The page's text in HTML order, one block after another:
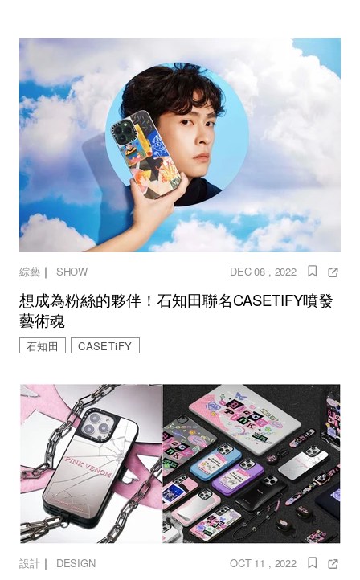
綜藝｜ SHOW DEC 08 , 2022
想成為粉絲的夥伴！石知田聯名CASETIFY噴發
藝術魂
石知田 CASETiFY
設計｜ DESIGN OCT 11 , 2022